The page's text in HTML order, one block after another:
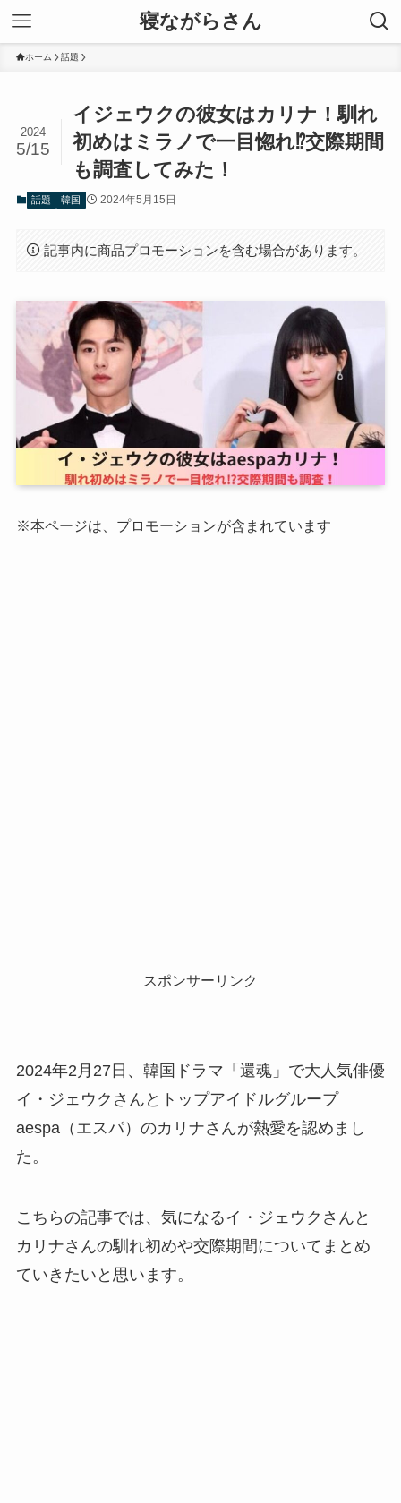
寝ながらさん
ホーム 話題
イジェウクの彼女はカリナ！馴れ
初めはミラノで一目惚れ⁉︎交際期間
も調査してみた！
2024
5/15
話題 韓国 2024年5月15日
記事内に商品プロモーションを含む場合があります。
※本ページは、プロモーションが含まれています
スポンサーリンク
2024年2月27日、韓国ドラマ「還魂」で大人気俳優
イ・ジェウクさんとトップアイドルグループ
aespa（エスパ）のカリナさんが熱愛を認めまし
た。
こちらの記事では、気になるイ・ジェウクさんと
カリナさんの馴れ初めや交際期間についてまとめ
ていきたいと思います。